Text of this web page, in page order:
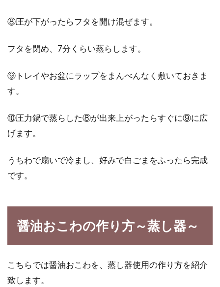
⑧圧が下がったらフタを開け混ぜます。
フタを閉め、7分くらい蒸らします。
⑨トレイやお盆にラップをまんべんなく敷いておきま
す。
⑩圧力鍋で蒸らした⑧が出来上がったらすぐに⑨に広
げます。
うちわで扇いで冷まし、好みで白ごまをふったら完成
です。
醤油おこわの作り方～蒸し器～
こちらでは醤油おこわを、蒸し器使用の作り方を紹介
致します。